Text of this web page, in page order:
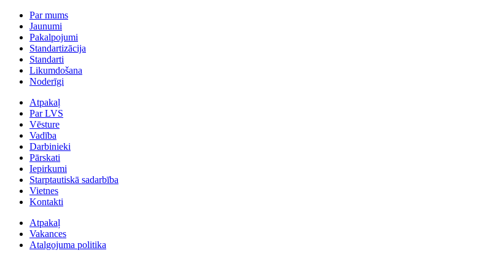
Par mums
Jaunumi
Pakalpojumi
Standartizācija
Standarti
Likumdošana
Noderīgi
Atpakaļ
Par LVS
Vēsture
Vadība
Darbinieki
Pārskati
Iepirkumi
Starptautiskā sadarbība
Vietnes
Kontakti
Atpakaļ
Vakances
Atalgojuma politika